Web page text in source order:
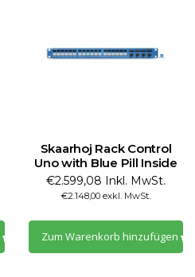
Skaarhoj Rack Control
Uno with Blue Pill Inside
€2.599,08 Inkl. MwSt.
€2.148,00 exkl. MwSt.
Zum Warenkorb hinzufügen